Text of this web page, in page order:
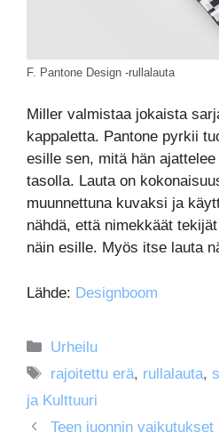
F. Pantone Design -rullalauta
Miller valmistaa jokaista
kappaletta. Pantone pyrkii
esille sen, mitä hän
tasolla. Lauta on
muunnettuna kuvaksi ja
nähdä, että nimekkäät
näin esille. Myös itse lauta
Lähde: Designboom
Kategoriat
Urheilu
Avainsanat
rajoitettu erä, rullalauta,
ja Kulttuuri
Teen juonnin